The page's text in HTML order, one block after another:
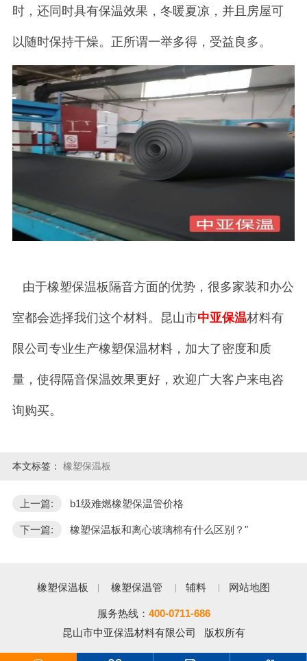
时，还同时具有保温效果，冬暖夏凉，并且房屋可
以随时保持干燥。正所谓一举多得，受益良多。
由于橡塑保温板隔音方面的优势，很多家装和办公
室都会选择我们这个材料。昆山市中亚保温材料有
限公司专业生产橡塑保温材料，加大了密度和质
量，使得隔音保温效果更好，欢迎广大客户来电咨
询购买。
本文标签： 橡塑保温板
上一篇: b1级难燃橡塑保温管价格
下一篇: 橡塑保温板和离心玻璃棉有什么区别？"
橡塑保温板 橡塑保温管 辅料 网站地图
服务热线： 400-0711-686
昆山市中亚保温材料有限公司 版权所有